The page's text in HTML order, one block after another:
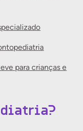
para crianças e